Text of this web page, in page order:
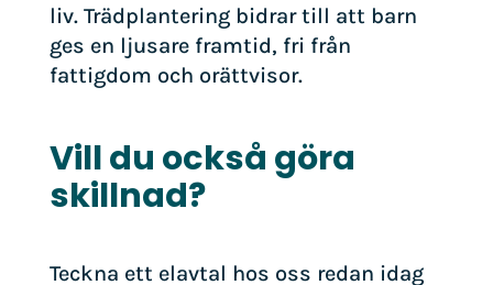
liv. Trädplantering bidrar till att barn
ges en ljusare framtid, fri från
fattigdom och orättvisor.
Vill du också göra
skillnad?
Teckna ett elavtal hos oss redan idag